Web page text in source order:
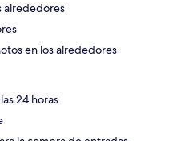
alrededores
en los alrededores
24 horas